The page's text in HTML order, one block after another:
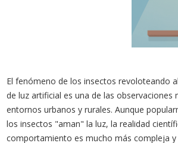
El fenómeno de los insectos revoloteando
de luz artificial es una de las observaciones
entornos urbanos y rurales. Aunque
los insectos "aman" la luz, la realidad
comportamiento es mucho más compleja y